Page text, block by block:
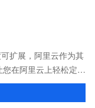
扩展，阿里云作为其
在阿里云上轻松定
。